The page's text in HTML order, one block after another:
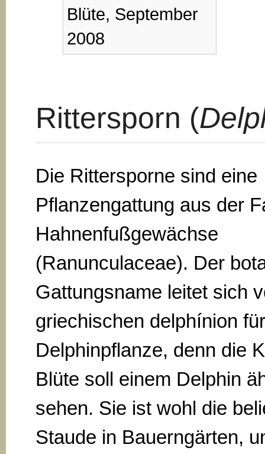
Blüte, September
2008
Rittersporn (
Die Rittersporne sind eine
Pflanzengattung aus der
Hahnenfußgewächse
(Ranunculaceae). Der
Gattungsname leitet sich
griechischen delphínion für
Delphinpflanze, denn die
Blüte soll einem Delphin
sehen. Sie ist wohl die
Staude in Bauerngärten,